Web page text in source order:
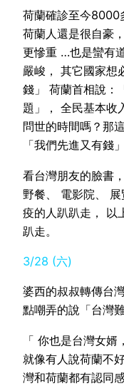
荷蘭確診至今8000
荷蘭人還是很自豪
更慘重 …也是蠻有
嚴峻， 其它國家想
錢」 荷蘭首相說：
題」， 全民基本收
問世的時間嗎？那
「我們先進又有錢
看台灣朋友的臉書
野餐、 電影院、
疫的人趴趴走， 以
趴走。
3/28 (六)
婆西的叔叔轉傳台
點嘲弄的說「台灣難
「 你也是台灣女
就像有人說荷蘭不
灣和荷蘭都有認同感